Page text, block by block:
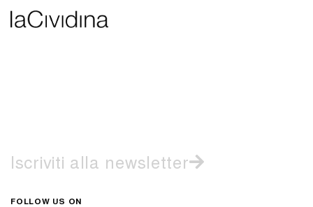
Iscriviti alla newsletter
FOLLOW US ON